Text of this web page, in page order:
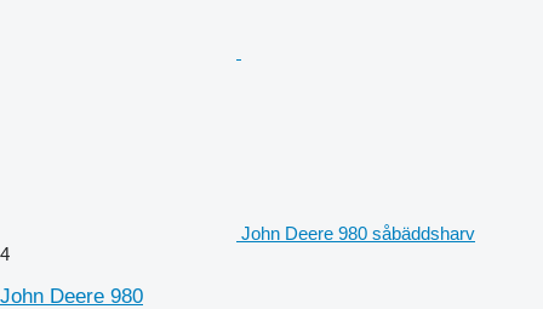
John Deere 980 såbäddsharv
4
John Deere 980